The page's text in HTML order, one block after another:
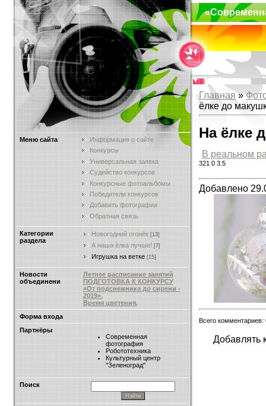
Меню сайта
Информация о сайте
Конкурсы
Универсальная заявка
Судейство конкурсов
Конкурсные фотоальбомы
Победители конкурсов
Добавить фотографии
Обратная связь
Категории
раздела
Новогодний огонёк [13]
А наша ёлка лучше! [7]
Игрушка на ветке [15]
Новости
объединени
Летнее расписание занятий
ПОДГОТОВКА К КОНКУРСУ
«От подснежника до сирени -
2019».
Время цветения.
Форма входа
Партнёры
Современная
фотография
Робототехника
Культурный центр
"Зеленоград"
Поиск
Главная»
ёлке до
На ёлке
В реальном
321 0 3.5
Добавлено
Всего комментариев:
Добавлять